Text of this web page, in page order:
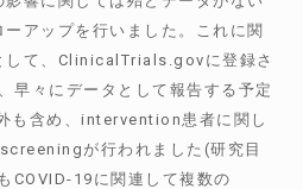
アップを行いました。これに関
して、ClinicalTrials.govに登録さ
早々にデータとして報告する予定
も含め、intervention患者に関し
が行われました(研究目
COVID-19に関連して複数の